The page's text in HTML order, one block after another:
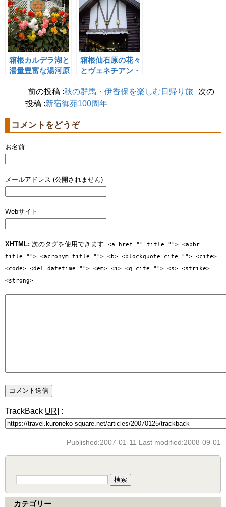
箱根カルデラ湖と
湯量豊富な湯河原
箱根仙石原の花々
とヴェネチアン・
前の投稿 :秋の群馬・伊香保を楽しむ日帰り旅
次の
投稿 :新宿御苑100周年
コメントをどうぞ
お名前
メールアドレス (公開されません)
Webサイト
XHTML: 次のタグを使用できます: <a href="" title=""> <abbr
title=""> <acronym title=""> <b> <blockquote cite=""> <cite>
<code> <del datetime=""> <em> <i> <q cite=""> <s> <strike>
<strong>
TrackBack URI :
Published:2007-01-11 Last modified:2008-09-01
索:
カテゴリー